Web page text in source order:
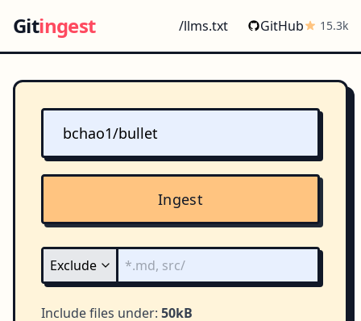
Gitingest /llms.txt GitHub 15.3k
Ingest
Include files under: 50kB